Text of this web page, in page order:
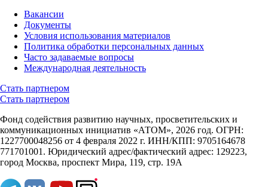
Вакансии
Документы
Условия использования материалов
Политика обработки персональных данных
Часто задаваемые вопросы
Международная деятельность
Стать партнером
Стать партнером
Фонд содействия развитию научных, просветительских и
коммуникационных инициатив «АТОМ», 2026 год. ОГРН:
1227700048256 от 4 февраля 2022 г. ИНН/КПП: 9705164678
771701001. Юридический адрес/фактический адрес: 129223,
город Москва, проспект Мира, 119, стр. 19А